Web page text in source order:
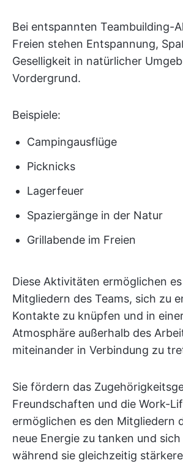
Bei entspannten Teambuilding-
Freien stehen Entspannung,
Geselligkeit in natürlicher
Vordergrund.
Beispiele:
Campingausflüge
Picknicks
Lagerfeuer
Spaziergänge in der Natur
Grillabende im Freien
Diese Aktivitäten ermöglichen
Mitgliedern des Teams, sich zu
Kontakte zu knüpfen und in
Atmosphäre außerhalb des
miteinander in Verbindung zu
Sie fördern das
Freundschaften und die Work-
ermöglichen es den Mitgliedern
neue Energie zu tanken und
während sie gleichzeitig